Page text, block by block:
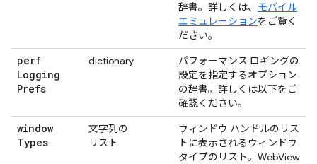
辞書。詳しくは、 モバイル
エミュレーションをご覧く
ださい。
perf
Logging
Prefs
dictionary
パフォーマンス ロギングの
設定を指定するオプション
の辞書。詳しくは以下をご
確認ください。
window
Types
文字列の
リスト
ウィンドウ ハンドルのリス
トに表示されるウィンドウ
タイプのリスト。WebView